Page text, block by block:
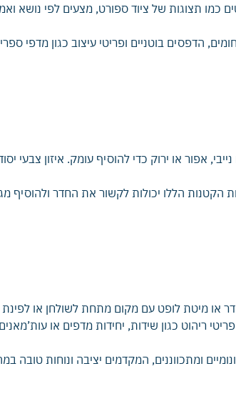
תצוגות של ציוד ספורט, מצעים לפי נושא
הדפסים בוטניים ופריטי עיצוב כגון מדפי
אפור או ירוק כדי להוסיף עומק. איזון צבעי
הקטנות הללו יכולות לקשור את החדר ולהוסיף
או מיטת לופט עם מקום מתחת לשולחן או
ריהוט כגון שידות, יחידות מדפים או
ומתכווננים, המקדמים יציבה ונוחות טובה